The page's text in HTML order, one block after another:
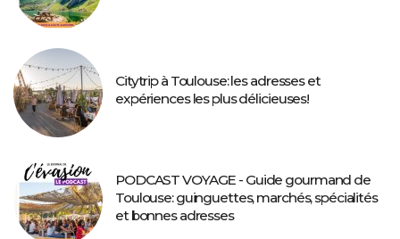
Citytrip à Toulouse: les adresses et
expériences les plus délicieuses!
PODCAST VOYAGE - Guide gourmand de
Toulouse: guinguettes, marchés, spécialités
et bonnes adresses